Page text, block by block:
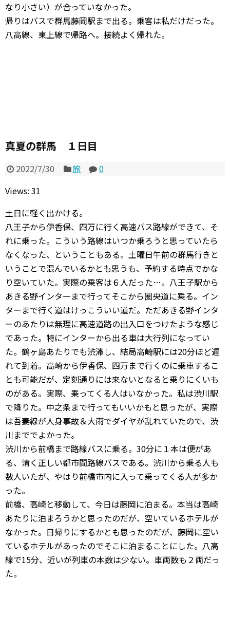
なり小さい）が合っていなかった。
帰りはバスで群馬藤岡駅まで出る。乗客は私だけだった。
八高線、東上線で帰路へ。接続よく帰れた。
真夏の群馬 １日目
2022/7/30 旅
0
Views: 31
土日に軽く出かける。
八王子から伊香保、四万に行く高速バス路線ができて、そ
れに乗った。こういう路線はいつか乗ろうと思っていたら
なくなった、ということもある。土曜日午前の群馬行きと
いうことで混んでいるかとも思うも、予約する時点でかな
り空いていた。実際の乗客は６人だった…。八王子駅から
あきる野インターまで行ってそこから圏央道に乗る。イン
ターまで行く道はけっこういい道だ。ただあきる野インタ
ーのあたりは無理に高速道路の出入口をつけたような感じ
であった。特にインターから出る車は大行列になってい
た。鶴ヶ島あたりでも渋滞し、結局高崎駅には20分ほど遅
れて到着。高崎から伊香保、四万まで行くのに乗車するこ
とも可能だが、定刻通りには来ないとなると乗りにくいも
のがある。実際、乗ってくる人はいなかった。私は渋川駅
で降りた。中之条まで行ってもいいかもと思ったが、実際
は吾妻線が人身事故＆大雨でダイヤが乱れていたので、渋
川まででよかった。
渋川から前橋まで路線バスに乗る。30分に１本は便があ
る、清く正しい都市間路線バスである。渋川から乗る人も
数人いたが、やはり前橋市内に入って乗ってくる人が多か
った。
前橋、高崎と移動して、今日は藤岡に泊まる。本当は高崎
あたりに泊まろうかと思ったのだが、空いているホテルが
なかった。日帰りにするかとも思ったのだが、藤岡に空い
ているホテルがあったのでそこに泊まることにした。八高
線で15分、近いが列車の本数は少ない。車両数も２両だっ
た。